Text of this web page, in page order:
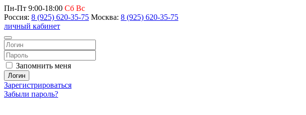
Пн-Пт 9:00-18:00 Сб Вс
Россия: 8 (925) 620-35-75 Москва: 8 (925) 620-35-75
личный кабинет
Запомнить меня
Логин
Зарегистрироваться
Забыли пароль?